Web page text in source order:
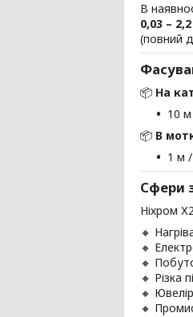
В
0,03 –
(повний
📦 На
10
📦 В
1 м
Сфери
Ніхром
🔸
🔸
🔸
🔸 Різка
🔸
🔸